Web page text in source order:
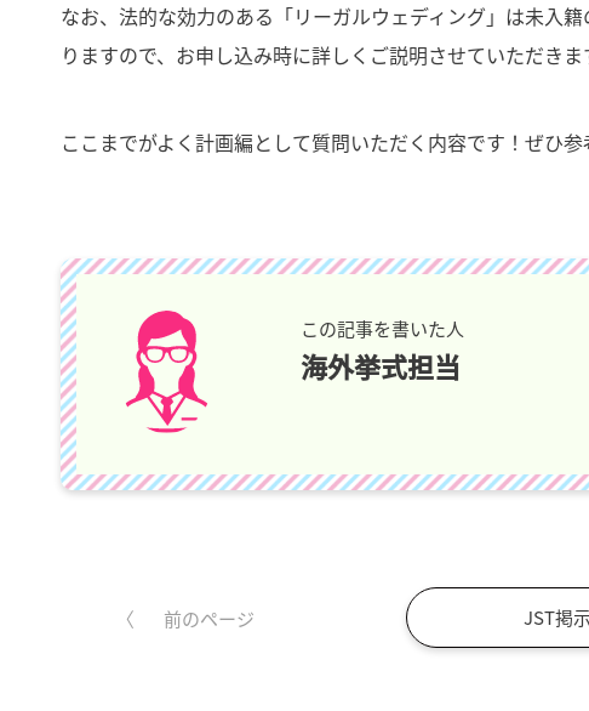
なお、法的な効力のある「リーガルウェディング」は未入
りますので、お申し込み時に詳しくご説明させていただきま
ここまでがよく計画編として質問いただく内容です！ぜひ参
この記事を書いた人
海外挙式担当
前のページ JST掲